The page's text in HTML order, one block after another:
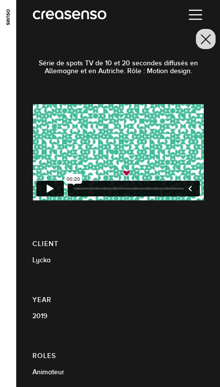
GO TO MAIN CONTENT GO TO MAIN MENU
Série de spots TV de 10 et 20 secondes diffusés en
Allemagne et en Autriche. Rôle : Motion design.
CLIENT
Lycka
YEAR
2019
ROLES
Animateur